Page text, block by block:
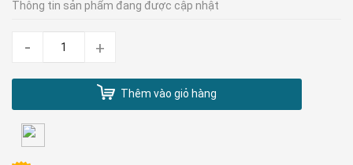
Thông tin sản phẩm đang được cập nhật
- +
Thêm vào giỏ hàng